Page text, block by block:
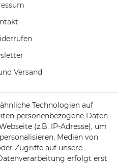
Versand
7789720
Technologien auf
personenbezogene Daten
(z.B. IP-Adresse), um
Medien von
Zugriffe auf unsere
erfolgt erst